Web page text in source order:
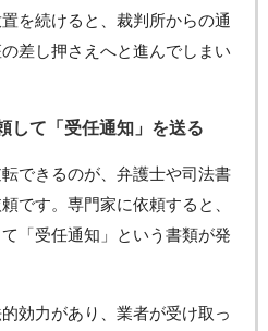
を続けると、裁判所からの通
差し押さえへと進んでしまい
して「受任通知」を送る
できるのが、弁護士や司法書
です。専門家に依頼すると、
「受任通知」という書類が発
効力があり、業者が受け取っ